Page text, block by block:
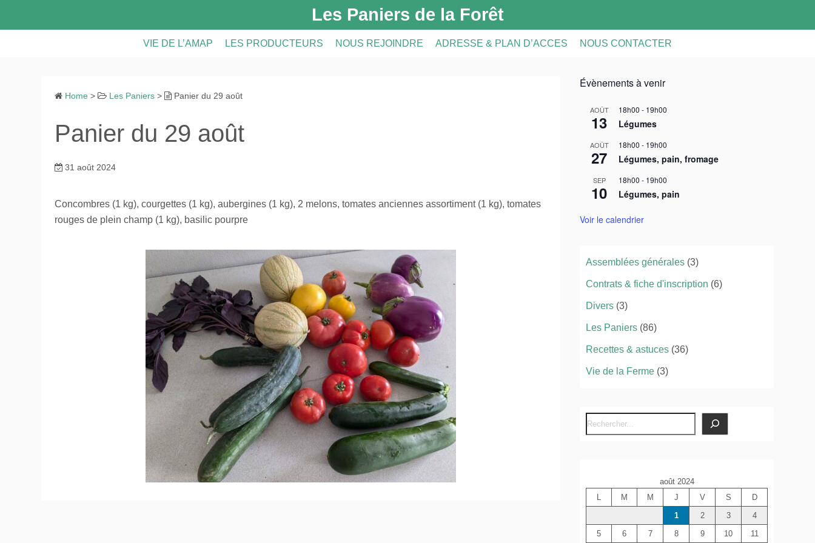
Les Paniers de la Forêt
VIE DE L’AMAP
CONTRATS & FICHE D’INSCRIPTION
ASSEMBLEES GENERALES
LES PRODUCTEURS
VIE DE LA FERME
NOUS REJOINDRE ADRESSE & PLAN D’ACCES NOUS CONTACTER
Home > Les Paniers > Panier du 29 août
Panier du 29 août
31 août 2024
Concombres (1 kg), courgettes (1 kg), aubergines (1 kg), 2 melons, tomates anciennes assortiment (1 kg), tomates
rouges de plein champ (1 kg), basilic pourpre
Évènements à venir
AOÛT
13
18h00 - 19h00
Légumes
AOÛT
27
18h00 - 19h00
Légumes, pain, fromage
SEP
10
18h00 - 19h00
Légumes, pain
Voir le calendrier
Assemblées générales (3)
Contrats & fiche d'inscription (6)
Divers (3)
Les Paniers (86)
Recettes & astuces (36)
Vie de la Ferme (3)
R
e
août 2024
L
M M J V S
D
1
2 3
4
5
6 7 8 9 10 11